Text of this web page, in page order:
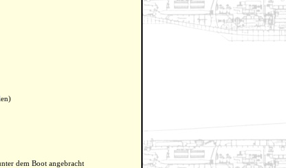
dem Boot angebracht